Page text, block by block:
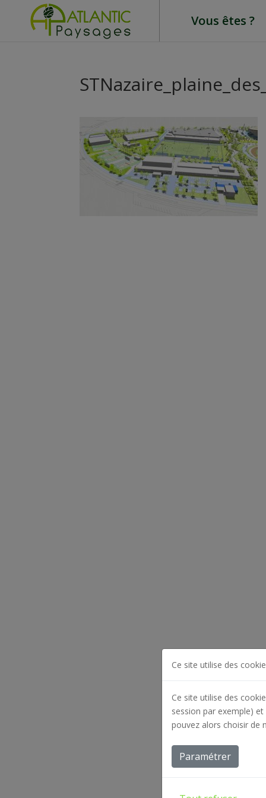
Vous êtes ?
Ce site utilise des
Ce site utilise des
session par exemple)
pouvez alors choisir de
Paramétrer